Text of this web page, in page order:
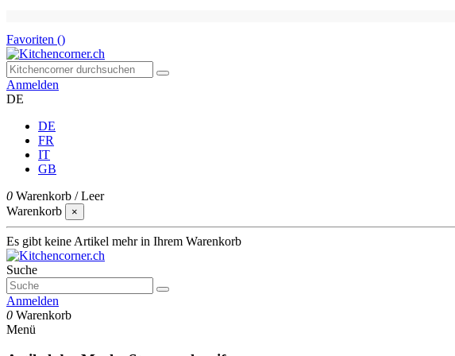
Favoriten ()
Anmelden
DE
DE
FR
IT
GB
0 Warenkorb /Leer
Warenkorb
×
Es gibt keine Artikel mehr in Ihrem Warenkorb
Suche
Anmelden
0 Warenkorb
Menü